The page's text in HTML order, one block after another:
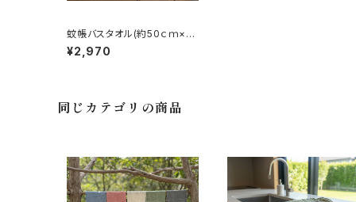
蚊帳バスタオル(約50ｃｍ×11
0ｃｍ）
¥2,970
同じカテゴリの商品